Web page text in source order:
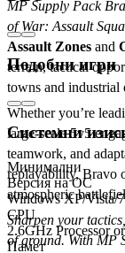
MP Supply Pack
of War: Assault
Assault Zones and
terrain, tactical
towns and industrial
Whether you’re
large-scale 5v5
teamwork, and
replayability, Bravo
atmospheric
Sharpen your
of ground. With MP
Подобни игри
Системни
Минимални
Версия на ОС
Windows XP/Vista/7
CPU
2.6GHz Processor
Памет